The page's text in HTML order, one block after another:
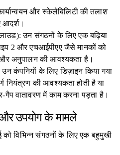
और स्केलेबिलिटी की तलाश
आदर्श।
उन संगठनों के लिए एक बढ़िया
2 और एचआईपीएए जैसे मानकों को
और अनुपालन की आवश्यकता है।
कंपनियों के लिए डिज़ाइन किया गया
नियंत्रण की आवश्यकता होती है या
वातावरण में काम करना पड़ता है।
उपयोग के मामले
विभिन्न संगठनों के लिए एक बहुमुखी